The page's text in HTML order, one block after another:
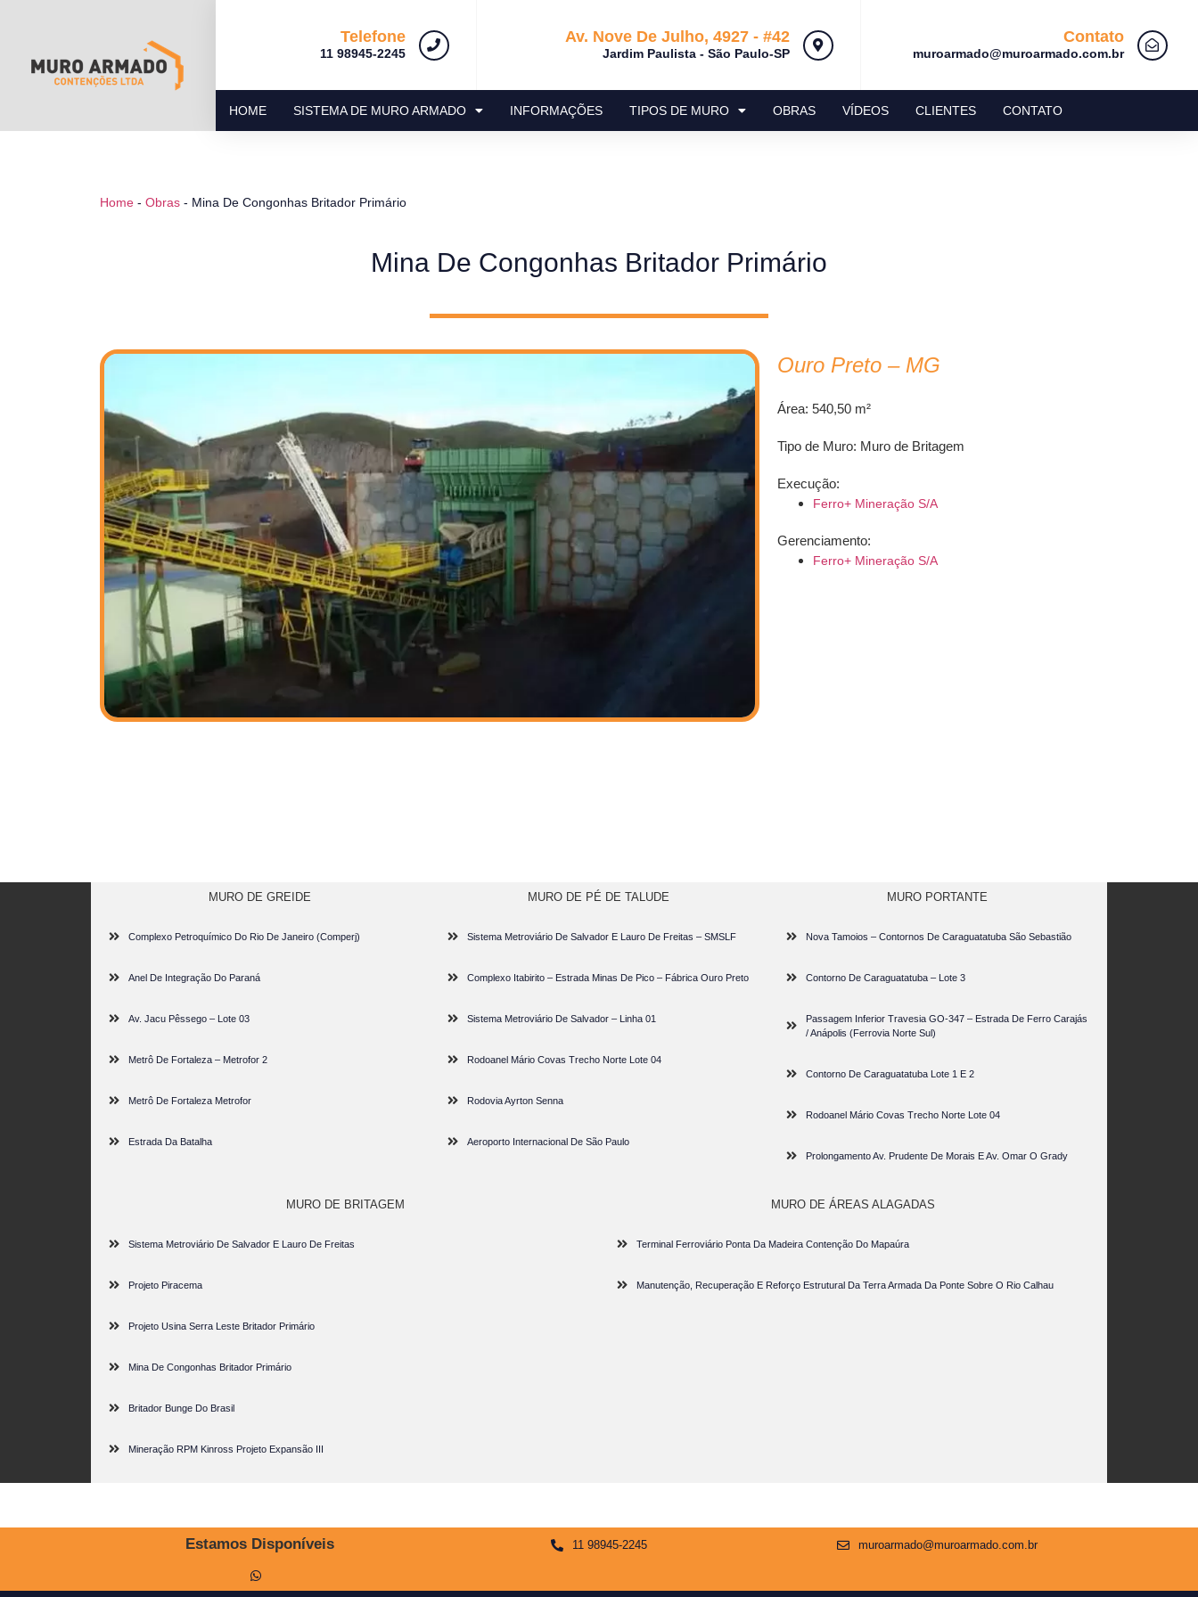
Telefone
11 98945-2245
Av. Nove De Julho, 4927 - #42
Jardim Paulista - São Paulo-SP
Contato
muroarmado@muroarmado.com.br
HOME SISTEMA DE MURO ARMADO INFORMAÇÕES TIPOS DE MURO OBRAS VÍDEOS CLIENTES CONTATO
Home - Obras - Mina De Congonhas Britador Primário
Mina De Congonhas Britador Primário
Ouro Preto – MG
Área: 540,50 m²
Tipo de Muro: Muro de Britagem
Execução:
Ferro+ Mineração S/A
Gerenciamento:
Ferro+ Mineração S/A
MURO DE GREIDE
Complexo Petroquímico Do Rio De Janeiro (Comperj)
Anel De Integração Do Paraná
Av. Jacu Pêssego – Lote 03
Metrô De Fortaleza – Metrofor 2
Metrô De Fortaleza Metrofor
Estrada Da Batalha
MURO DE PÉ DE TALUDE
Sistema Metroviário De Salvador E Lauro De Freitas – SMSLF
Complexo Itabirito – Estrada Minas De Pico – Fábrica Ouro Preto
Sistema Metroviário De Salvador – Linha 01
Rodoanel Mário Covas Trecho Norte Lote 04
Rodovia Ayrton Senna
Aeroporto Internacional De São Paulo
MURO PORTANTE
Nova Tamoios – Contornos De Caraguatatuba São Sebastião
Contorno De Caraguatatuba – Lote 3
Passagem Inferior Travesia GO-347 – Estrada De Ferro Carajás
/ Anápolis (Ferrovia Norte Sul)
Contorno De Caraguatatuba Lote 1 E 2
Rodoanel Mário Covas Trecho Norte Lote 04
Prolongamento Av. Prudente De Morais E Av. Omar O Grady
MURO DE BRITAGEM
Sistema Metroviário De Salvador E Lauro De Freitas
Projeto Piracema
Projeto Usina Serra Leste Britador Primário
Mina De Congonhas Britador Primário
Britador Bunge Do Brasil
Mineração RPM Kinross Projeto Expansão III
MURO DE ÁREAS ALAGADAS
Terminal Ferroviário Ponta Da Madeira Contenção Do Mapaúra
Manutenção, Recuperação E Reforço Estrutural Da Terra Armada Da Ponte Sobre O Rio Calhau
Estamos Disponíveis 11 98945-2245 muroarmado@muroarmado.com.br